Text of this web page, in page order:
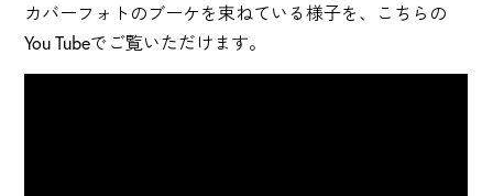
カバーフォトのブーケを束ねている様子を、こちらの
You Tubeでご覧いただけます。